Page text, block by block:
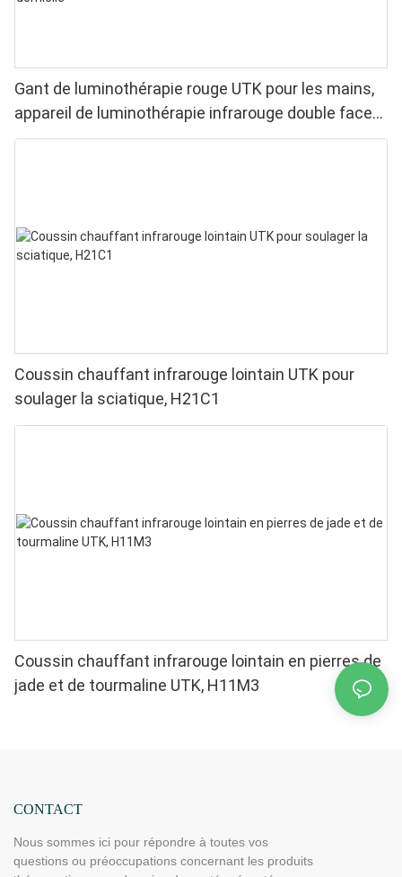
Gant de luminothérapie rouge UTK pour les mains,
appareil de luminothérapie infrarouge double face
pour soulager les douleurs aux doigts et aux
Coussin chauffant infrarouge lointain UTK pour
soulager la sciatique, H21C1
Coussin chauffant infrarouge lointain en pierres de
jade et de tourmaline UTK, H11M3
CONTACT
Nous sommes ici pour répondre à toutes vos
questions ou préoccupations concernant les produits